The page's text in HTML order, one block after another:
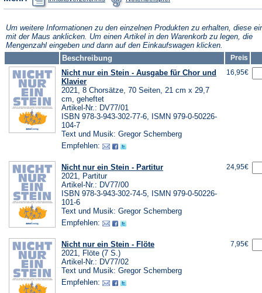
in
einem
Tab)
in
einem
Tab)
Um weitere Informationen zu den einzelnen Produkten zu erhalten, diese
mit der Maus anklicken. Um einen Artikel in den Warenkorb zu legen, die
Mengenzahl eingeben und dann auf den Einkaufswagen klicken.
Beschreibung
Preis
Nicht nur ein Stein - Ausgabe für Chor und
Klavier
2021, 8 Chorsätze, 70 Seiten, 21 cm x 29,7
cm, geheftet
Artikel-Nr.: DV77/01
ISBN 978-3-943-302-77-6, ISMN 979-0-50226-
104-7
Text und Musik: Gregor Schemberg
Empfehlen:
16,95€
Nicht nur ein Stein - Partitur
2021, Partitur
Artikel-Nr.: DV77/00
ISBN 978-3-943-302-74-5, ISMN 979-0-50226-
101-6
Text und Musik: Gregor Schemberg
Empfehlen:
24,95€
Nicht nur ein Stein - Flöte
2021, Flöte (7 S.)
Artikel-Nr.: DV77/02
Text und Musik: Gregor Schemberg
Empfehlen:
7,95€